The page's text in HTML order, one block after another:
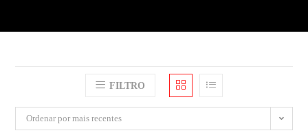
FILTRO
Ordenar por mais recentes